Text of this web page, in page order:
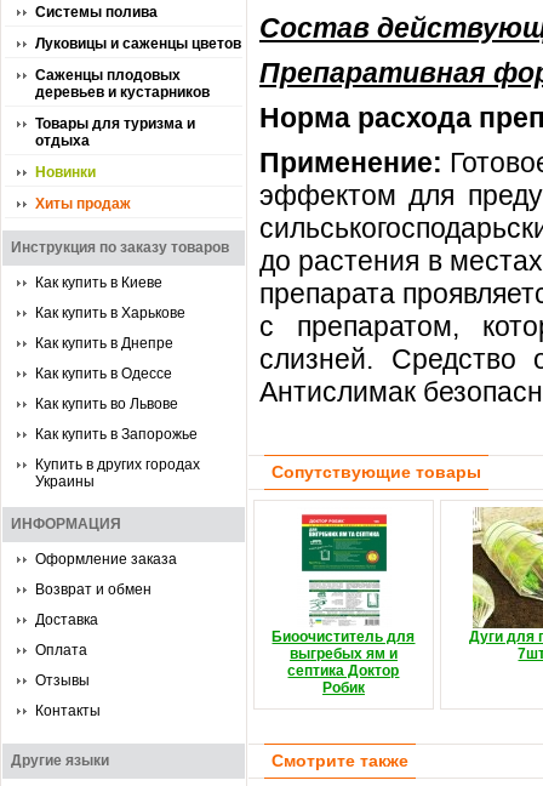
Системы полива
Луковицы и саженцы цветов
Саженцы плодовых
деревьев и кустарников
Товары для туризма и
отдыха
Новинки
Хиты продаж
Инструкция по заказу товаров
Как купить в Киеве
Как купить в Харькове
Как купить в Днепре
Как купить в Одессе
Как купить во Львове
Как купить в Запорожье
Купить в других городах
Украины
ИНФОРМАЦИЯ
Оформление заказа
Возврат и обмен
Доставка
Оплата
Отзывы
Контакты
Другие языки
Состав
Препаративная
Норма расхода
Применение:
эффектом для
до растения в
препарата
с препаратом,
слизней. Средство
Антислимак
Сопутствующие товары
Биоочиститель для
выгребых ям и
септика Доктор
Робик
Дуги для
Смотрите также